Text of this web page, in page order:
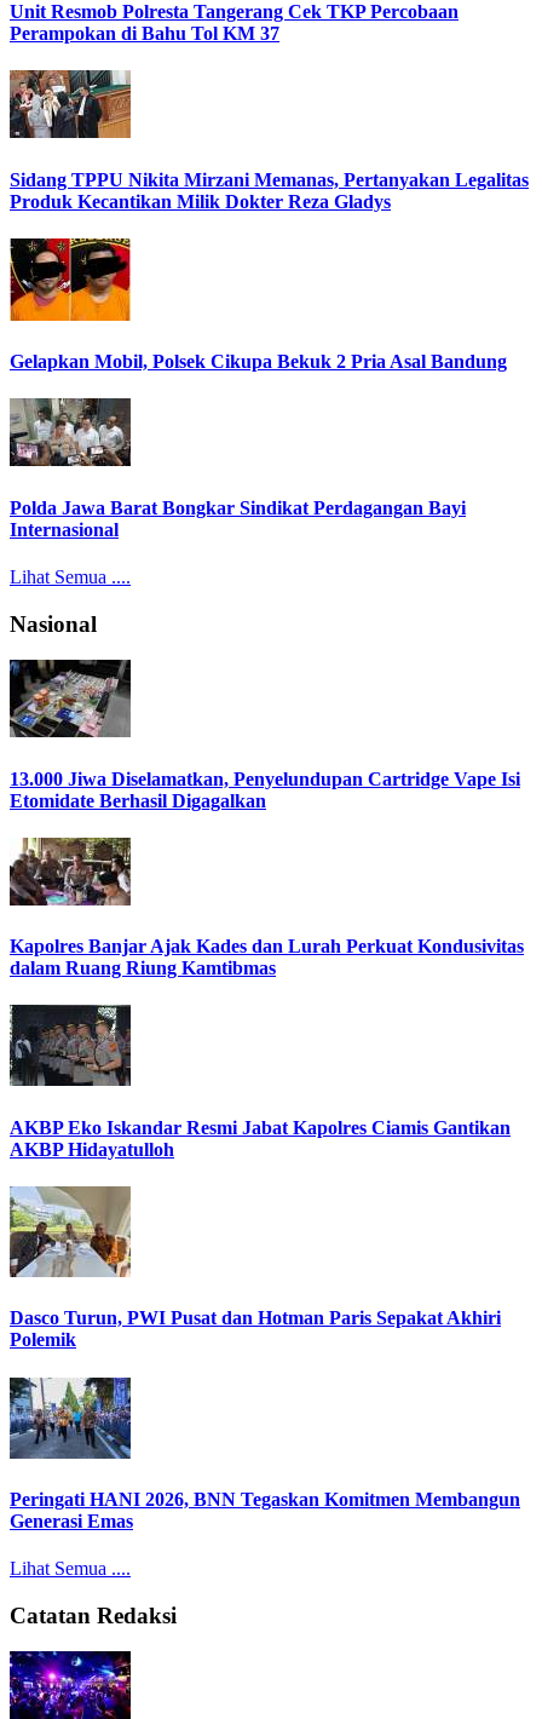
Unit Resmob Polresta Tangerang Cek TKP Percobaan
Perampokan di Bahu Tol KM 37
Sidang TPPU Nikita Mirzani Memanas, Pertanyakan Legalitas
Produk Kecantikan Milik Dokter Reza Gladys
Gelapkan Mobil, Polsek Cikupa Bekuk 2 Pria Asal Bandung
Polda Jawa Barat Bongkar Sindikat Perdagangan Bayi
Internasional
Lihat Semua ....
Nasional
13.000 Jiwa Diselamatkan, Penyelundupan Cartridge Vape Isi
Etomidate Berhasil Digagalkan
Kapolres Banjar Ajak Kades dan Lurah Perkuat Kondusivitas
dalam Ruang Riung Kamtibmas
AKBP Eko Iskandar Resmi Jabat Kapolres Ciamis Gantikan
AKBP Hidayatulloh
Dasco Turun, PWI Pusat dan Hotman Paris Sepakat Akhiri
Polemik
Peringati HANI 2026, BNN Tegaskan Komitmen Membangun
Generasi Emas
Lihat Semua ....
Catatan Redaksi